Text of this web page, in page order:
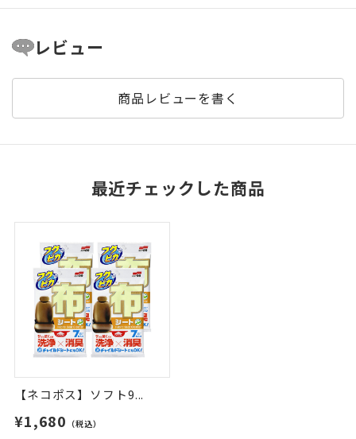
レビュー
商品レビューを書く
最近チェックした商品
【ネコポス】ソフト9...
¥1,680 （税込）